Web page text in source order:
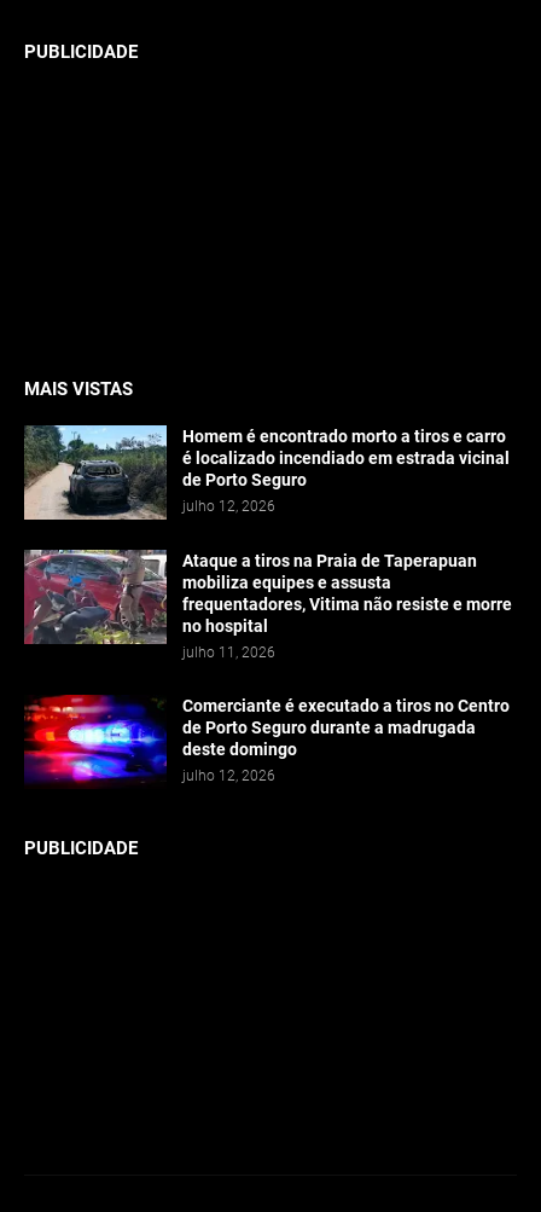
PUBLICIDADE
MAIS VISTAS
Homem é encontrado morto a tiros e carro
é localizado incendiado em estrada vicinal
de Porto Seguro
julho 12, 2026
Ataque a tiros na Praia de Taperapuan
mobiliza equipes e assusta
frequentadores, Vitima não resiste e morre
no hospital
julho 11, 2026
Comerciante é executado a tiros no Centro
de Porto Seguro durante a madrugada
deste domingo
julho 12, 2026
PUBLICIDADE